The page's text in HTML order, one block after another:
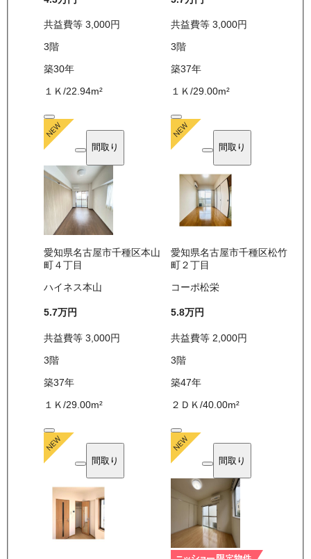
共益費等 3,000円
3階
築30年
１Ｋ /22.94m²
共益費等3,000円
3階
築37年
１Ｋ/29.00m²
間取り
愛知県名古屋市千種区本山
町４丁目
ハイネス本山
5.7万円
共益費等 3,000円
3階
築37年
１Ｋ /29.00m²
間取り
愛知県名古屋市千種区松竹
町２丁目
コーポ松栄
5.8万円
共益費等 2,000円
3階
築47年
２ＤＫ/40.00m²
間取り 間取り